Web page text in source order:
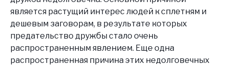
является растущий интерес людей к сплетням и
дешевым заговорам, в результате которых
предательство дружбы стало очень
распространенным явлением. Еще одна
распространенная причина этих недолговечных